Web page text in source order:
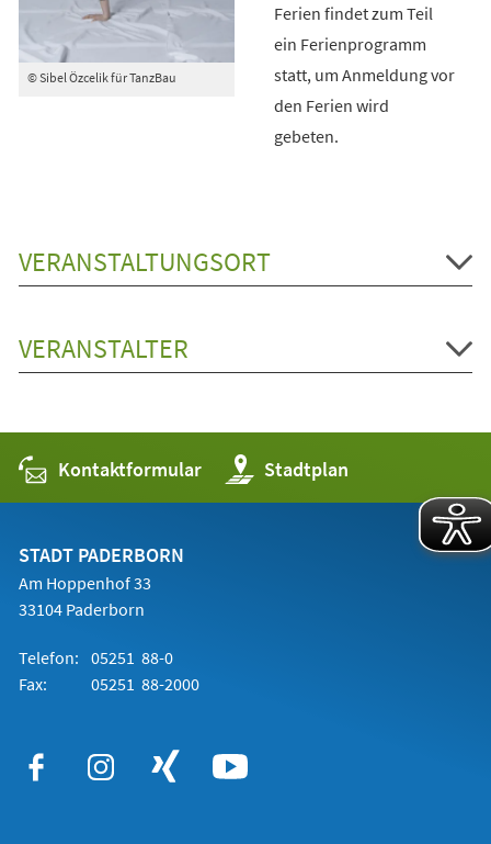
© Sibel Özcelik für TanzBau
Ferien findet zum Teil
ein Ferienprogramm
statt, um Anmeldung vor
den Ferien wird
gebeten.
VERANSTALTUNGSORT
VERANSTALTER
Kontaktformular Stadtplan
(Öffnet
in
einem
STADT PADERBORN
Am Hoppenhof 33
33104 Paderborn
Telefon: 05251 88-0
Fax:
05251 88-2000